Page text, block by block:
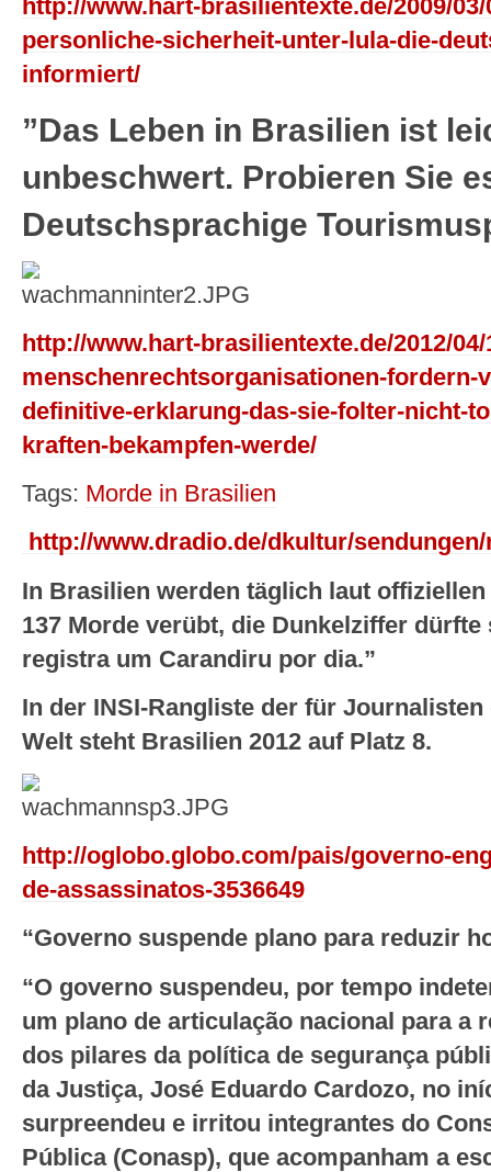
http://www.hart-brasilientexte.de/2009/
personliche-sicherheit-unter-lula-die-
informiert/
”Das Leben in Brasilien ist
unbeschwert. Probieren Sie
Deutschsprachige
http://www.hart-brasilientexte.de/2012/
menschenrechtsorganisationen-fordern-
definitive-erklarung-das-sie-folter-nicht-
kraften-bekampfen-werde/
Tags: Morde in Brasilien
http://www.dradio.de/dkultur/
In Brasilien werden täglich laut
137 Morde verübt, die Dunkelziffer dürfte
registra um Carandiru por dia.”
In der INSI-Rangliste der für
Welt steht Brasilien 2012 auf Platz 8.
http://oglobo.globo.com/pais/governo-
de-assassinatos-3536649
“Governo suspende plano para reduzir
“O governo suspendeu, por tempo
um plano de articulação nacional para a
dos pilares da política de segurança
da Justiça, José Eduardo Cardozo, no
surpreendeu e irritou integrantes do
Pública (Conasp), que acompanham a